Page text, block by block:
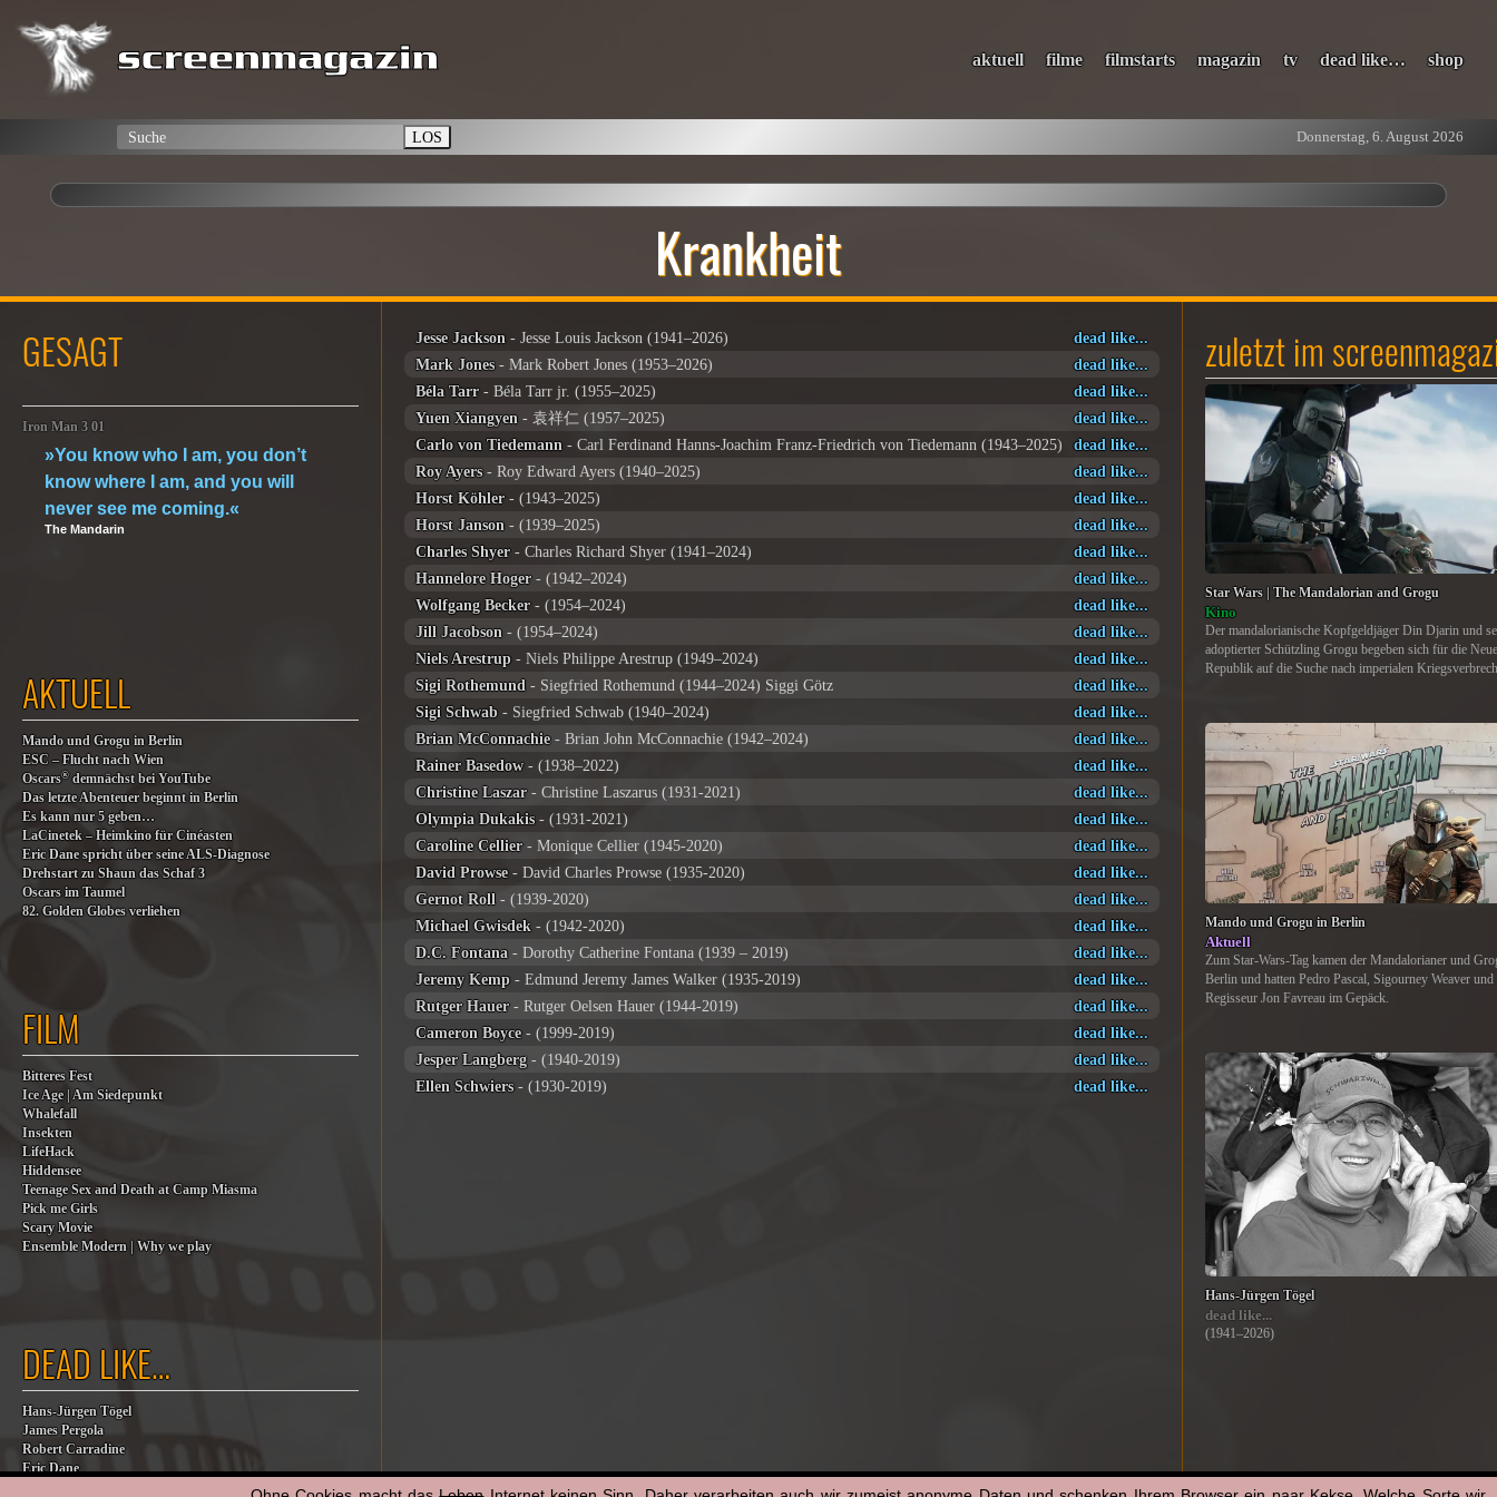
aktuell filme filmstarts magazin tv dead like… shop
LOS Donnerstag, 6. August 2026
Krankheit
Jesse Jackson - Jesse Louis Jackson (1941–2026)
dead like...
Mark Jones- Mark Robert Jones (1953–2026)
dead like...
Béla Tarr- Béla Tarr jr. (1955–2025)
dead like...
Yuen Xiangyen - 袁祥仁 (1957–2025)
dead like...
Carlo von Tiedemann - Carl Ferdinand Hanns-Joachim Franz-Friedrich von Tiedemann (1943–2025)
dead like...
Roy Ayers- Roy Edward Ayers (1940–2025)
dead like...
Horst Köhler- (1943–2025)
dead like...
Horst Janson - (1939–2025)
dead like...
Charles Shyer- Charles Richard Shyer (1941–2024)
dead like...
Hannelore Hoger- (1942–2024)
dead like...
Wolfgang Becker- (1954–2024)
dead like...
Jill Jacobson - (1954–2024)
dead like...
Niels Arestrup - Niels Philippe Arestrup (1949–2024)
dead like...
Sigi Rothemund - Siegfried Rothemund (1944–2024) Siggi Götz
dead like...
Sigi Schwab - Siegfried Schwab (1940–2024)
dead like...
Brian McConnachie- Brian John McConnachie (1942–2024)
dead like...
Rainer Basedow- (1938–2022)
dead like...
Christine Laszar- Christine Laszarus (1931-2021)
dead like...
Olympia Dukakis- (1931-2021)
dead like...
Caroline Cellier- Monique Cellier (1945-2020)
dead like...
David Prowse- David Charles Prowse (1935-2020)
dead like...
Gernot Roll - (1939-2020)
dead like...
Michael Gwisdek - (1942-2020)
dead like...
D.C. Fontana - Dorothy Catherine Fontana (1939 – 2019)
dead like...
Jeremy Kemp - Edmund Jeremy James Walker (1935-2019)
dead like...
Rutger Hauer- Rutger Oelsen Hauer (1944-2019)
dead like...
Cameron Boyce- (1999-2019)
dead like...
Jesper Langberg - (1940-2019)
dead like...
Ellen Schwiers- (1930-2019) dead like...
GESAGT
Iron Man 3 01
»You know who I am, you don’t
know where I am, and you will
never see me coming.«
The Mandarin
AKTUELL
Mando und Grogu in Berlin
ESC – Flucht nach Wien
Oscars® demnächst bei YouTube
Das letzte Abenteuer beginnt in Berlin
Es kann nur 5 geben…
LaCinetek – Heimkino für Cinéasten
Eric Dane spricht über seine ALS-Diagnose
Drehstart zu Shaun das Schaf 3
Oscars im Taumel
82. Golden Globes verliehen
FILM
Bitteres Fest
Ice Age | Am Siedepunkt
Whalefall
Insekten
LifeHack
Hiddensee
Teenage Sex and Death at Camp Miasma
Pick me Girls
Scary Movie
Ensemble Modern | Why we play
DEAD LIKE…
Hans-Jürgen Tögel
James Pergola
Robert Carradine
Eric Dane
zuletzt im
Star Wars | The Mandalorian and Grogu
Kino
Der mandalorianische Kopfgeldjäger Din Djarin und
adoptierter Schützling Grogu begeben sich für die
Republik auf die Suche nach imperialen
Mando und Grogu in Berlin
Aktuell
Zum Star-Wars-Tag kamen der Mandalorianer und
Berlin und hatten Pedro Pascal, Sigourney Weaver und
Regisseur Jon Favreau im Gepäck.
Hans-Jürgen Tögel
dead like...
(1941–2026)